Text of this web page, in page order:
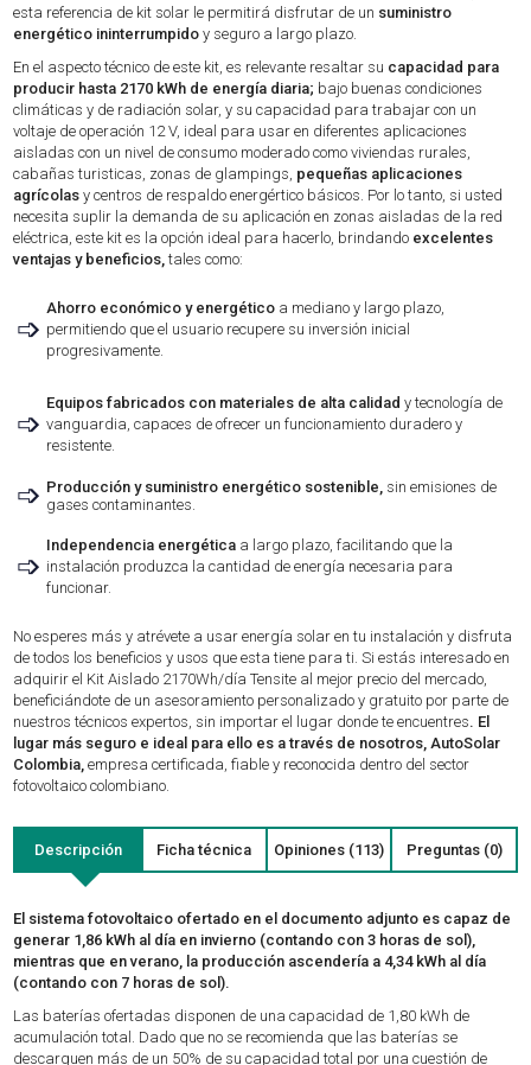
esta referencia de kit solar le permitirá disfrutar de un suministro
energético ininterrumpido y seguro a largo plazo.
En el aspecto técnico de este kit, es relevante resaltar su capacidad para
producir hasta 2170 kWh de energía diaria; bajo buenas condiciones
climáticas y de radiación solar, y su capacidad para trabajar con un
voltaje de operación 12 V, ideal para usar en diferentes aplicaciones
aisladas con un nivel de consumo moderado como viviendas rurales,
cabañas turisticas, zonas de glampings, pequeñas aplicaciones
agrícolasy centros de respaldo energértico básicos. Por lo tanto, si usted
necesita suplir la demanda de su aplicación en zonas aisladas de la red
eléctrica, este kit es la opción ideal para hacerlo, brindando excelentes
ventajas y beneficios,tales como:
➩
Ahorro económico y energético a mediano y largo plazo,
permitiendo que el usuario recupere su inversión inicial
progresivamente.
➩
Equipos fabricados con materiales de alta calidady tecnología de
vanguardia, capaces de ofrecer un funcionamiento duradero y
resistente.
➩ Producción y suministro energético sostenible, sin emisiones de
gases contaminantes.
➩
Independencia energética a largo plazo, facilitando que la
instalación produzca la cantidad de energía necesaria para
funcionar.
No esperes más y atrévete a usar energía solar en tu instalación y disfruta
de todos los beneficios y usos que esta tiene para ti. Si estás interesado en
adquirir el Kit Aislado 2170Wh/día Tensite al mejor precio del mercado,
beneficiándote de un asesoramiento personalizado y gratuito por parte de
nuestros técnicos expertos, sin importar el lugar donde te encuentres. El
lugar más seguro e ideal para ello es a través de nosotros, AutoSolar
Colombia,empresa certificada, fiable y reconocida dentro del sector
fotovoltaico colombiano.
Descripción Ficha técnica Opiniones (113) Preguntas (0)
El sistema fotovoltaico ofertado en el documento adjunto es capaz de
generar 1,86 kWh al día en invierno (contando con 3 horas de sol),
mientras que en verano, la producción ascendería a 4,34 kWh al día
(contando con 7 horas de sol).
Las baterías ofertadas disponen de una capacidad de 1,80 kWh de
acumulación total. Dado que no se recomienda que las baterías se
descarguen más de un 50% de su capacidad total por una cuestión de